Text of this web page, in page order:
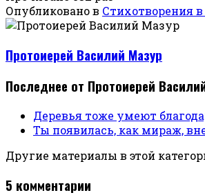
Опубликовано в Стихотворения в
Протоиерей Василий Мазур
Последнее от Протоиерей
Деревья тоже умеют
Ты появилась, как мираж,
Другие материалы в этой
5 комментарии